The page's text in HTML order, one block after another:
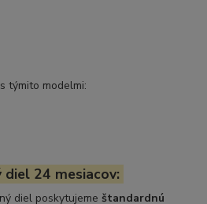
týmito modelmi:
diel 24 mesiacov:
diel poskytujeme štandardnú